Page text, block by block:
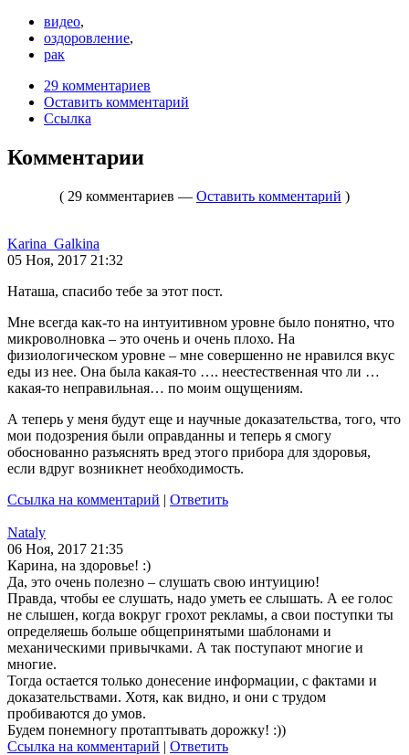
видео,
оздоровление,
рак
29 комментариев
Оставить комментарий
Ссылка
Комментарии
( 29 комментариев — Оставить комментарий )
Karina_Galkina
05 Ноя, 2017 21:32
Наташа, спасибо тебе за этот пост.
Мне всегда как-то на интуитивном уровне было понятно, что
микроволновка – это очень и очень плохо. На
физиологическом уровне – мне совершенно не нравился вкус
еды из нее. Она была какая-то …. неестественная что ли …
какая-то неправильная… по моим ощущениям.
А теперь у меня будут еще и научные доказательства, того, что
мои подозрения были оправданны и теперь я смогу
обоснованно разъяснять вред этого прибора для здоровья,
если вдруг возникнет необходимость.
Ссылка на комментарий | Ответить
Nataly
06 Ноя, 2017 21:35
Карина, на здоровье! :)
Да, это очень полезно – слушать свою интуицию!
Правда, чтобы ее слушать, надо уметь ее слышать. А ее голос
не слышен, когда вокруг грохот рекламы, а свои поступки ты
определяешь больше общепринятыми шаблонами и
механическими привычками. А так поступают многие и
многие.
Тогда остается только донесение информации, с фактами и
доказательствами. Хотя, как видно, и они с трудом
пробиваются до умов.
Будем понемногу протаптывать дорожку! :))
Ссылка на комментарий | Ответить